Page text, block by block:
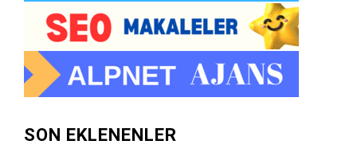
SON EKLENENLER